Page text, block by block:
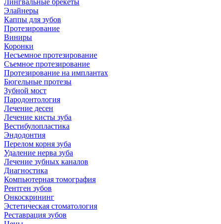
Лингвальные брекеты
Элайнеры
Каппы для зубов
Протезирование
Виниры
Коронки
Несъемное протезирование
Съемное протезирование
Протезирование на имплантах
Бюгельные протезы
Зубной мост
Пародонтология
Лечение десен
Лечение кисты зуба
Вестибулопластика
Эндодонтия
Перелом корня зуба
Удаление нерва зуба
Лечение зубных каналов
Диагностика
Компьютерная томография
Рентген зубов
Онкоскрининг
Эстетическая стоматология
Реставрация зубов